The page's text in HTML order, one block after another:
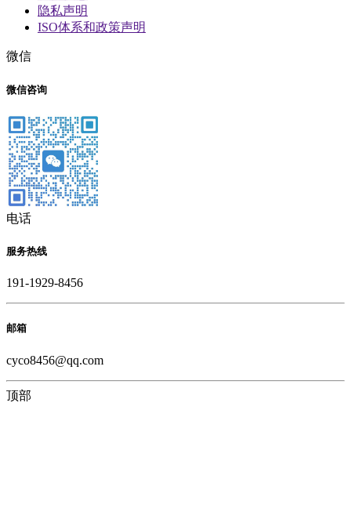
隐私声明
ISO体系和政策声明
微信
微信咨询
电话
服务热线
191-1929-8456
邮箱
cyco8456@qq.com
顶部